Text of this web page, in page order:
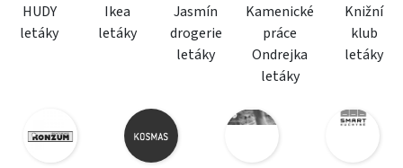
HUDY
letáky
Ikea
letáky
Jasmín
drogerie
letáky
Kamenické
práce
Ondrejka
letáky
Knižní
klub
letáky